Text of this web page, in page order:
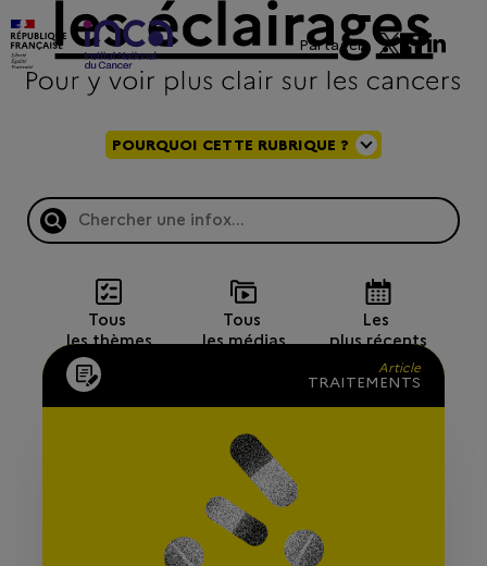
Partager
POURQUOI CETTE RUBRIQUE ?
Tous
les thèmes
Tous
les médias
Les
plus récents
Article
TRAITEMENTS